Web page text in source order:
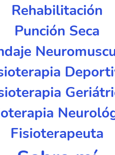
Rehabilitación
Punción Seca
Fisioterapeuta